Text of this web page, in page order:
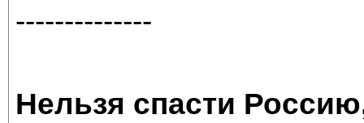
--------------
Нельзя спасти